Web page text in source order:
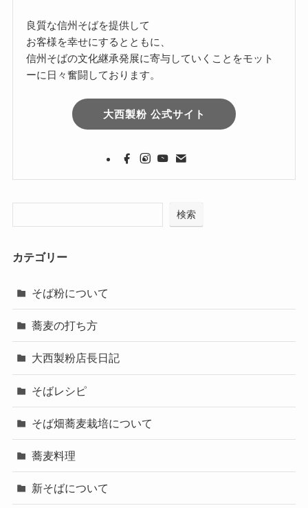
良質な信州そばを提供して
お客様を幸せにするとともに、
信州そばの文化継承発展に寄与していくことをモット
ーに日々奮闘しております。
大西製粉 公式サイト
検索
カテゴリー
そば粉について
蕎麦の打ち方
大西製粉店長日記
そばレシピ
そば畑蕎麦栽培について
蕎麦料理
新そばについて